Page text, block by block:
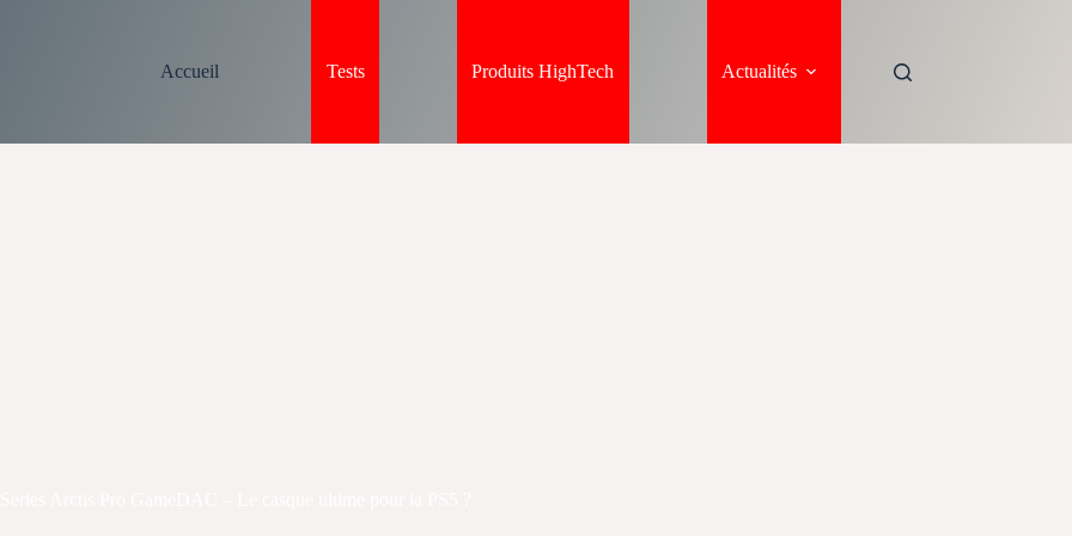
Accueil
Tests Produits HighTech Actualités